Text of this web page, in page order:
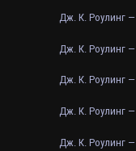
Дж. К. Роулинг
Дж. К. Роулинг
Дж. К. Роулинг —
Дж. К. Роулинг —
Дж. К. Роулинг